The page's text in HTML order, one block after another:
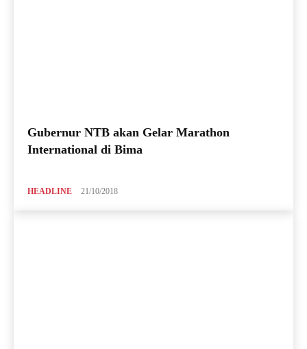
Gubernur NTB akan Gelar Marathon
International di Bima
HEADLINE 21/10/2018